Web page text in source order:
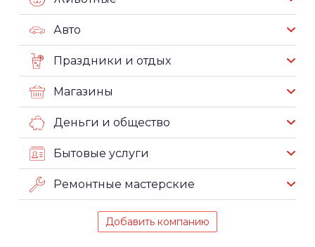
Авто
Праздники и отдых
Магазины
Деньги и общество
Бытовые услуги
Ремонтные мастерские
Добавить компанию